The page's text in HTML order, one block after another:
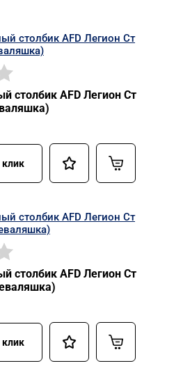
столбик AFD Легион Ст
клик
столбик AFD Легион Ст
клик